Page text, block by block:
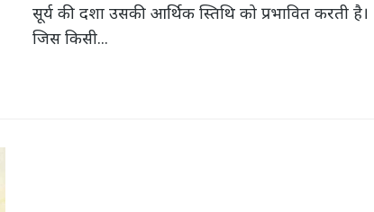
सूर्य की दशा उसकी आर्थिक‌ स्तिथि को प्रभावित करती है।
जिस किसी...